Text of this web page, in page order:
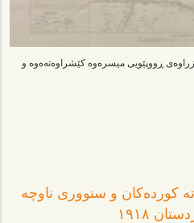
١٩١٩ لە لایەن دامەزراوەی ڕووپێویی میسرەوە کێشراوەتەەوە و
کوردەکان و سنووری ناوچە
١٩١٨